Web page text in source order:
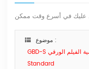
موضوع :
GBD-S جهاز اختبار التمزق الورقي لخاصية الفيلم الورقي ASTM
Standard